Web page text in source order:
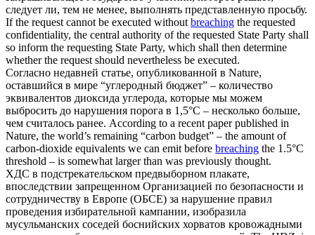
следует ли, тем не менее, выполнять представленную просьбу.
If the request cannot be executed withoutbreaching the requested
confidentiality, the central authority of the requested State Party shall
so inform the requesting State Party, which shall then determine
whether the request should nevertheless be executed.
Согласно недавней статье, опубликованной в Nature,
оставшийся в мире “углеродный бюджет” – количество
эквивалентов диоксида углерода, которые мы можем
выбросить до нарушения порога в 1,5°C – несколько больше,
чем считалось ранее. According to a recent paper published in
Nature, the world’s remaining “carbon budget” – the amount of
carbon-dioxide equivalents we can emit before breaching the 1.5°C
threshold – is somewhat larger than was previously thought.
ХДС в подстрекательском предвыборном плакате,
впоследствии запрещенном Организацией по безопасности и
сотрудничеству в Европе (ОБСЕ) за нарушение правил
проведения избирательной кампании, изобразила
мусульманских соседей боснийских хорватов кровожадными